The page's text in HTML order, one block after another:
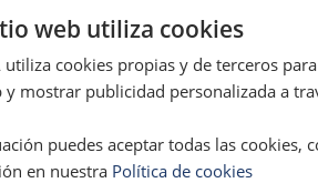
Total al Transportista
Total al Motorista
Total Zero Emisiones
Accidentes de Tráfico
web utiliza cookies
utiliza cookies propias y de terceros
y mostrar publicidad personalizada a
puedes aceptar todas las cookies,
en nuestra Política de cookies